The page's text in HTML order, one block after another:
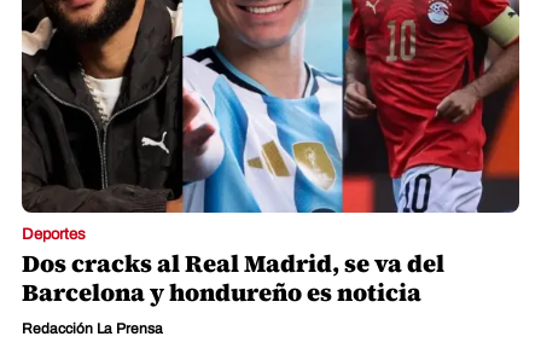
Deportes
Dos cracks al Real Madrid, se va del
Barcelona y hondureño es noticia
Redacción La Prensa